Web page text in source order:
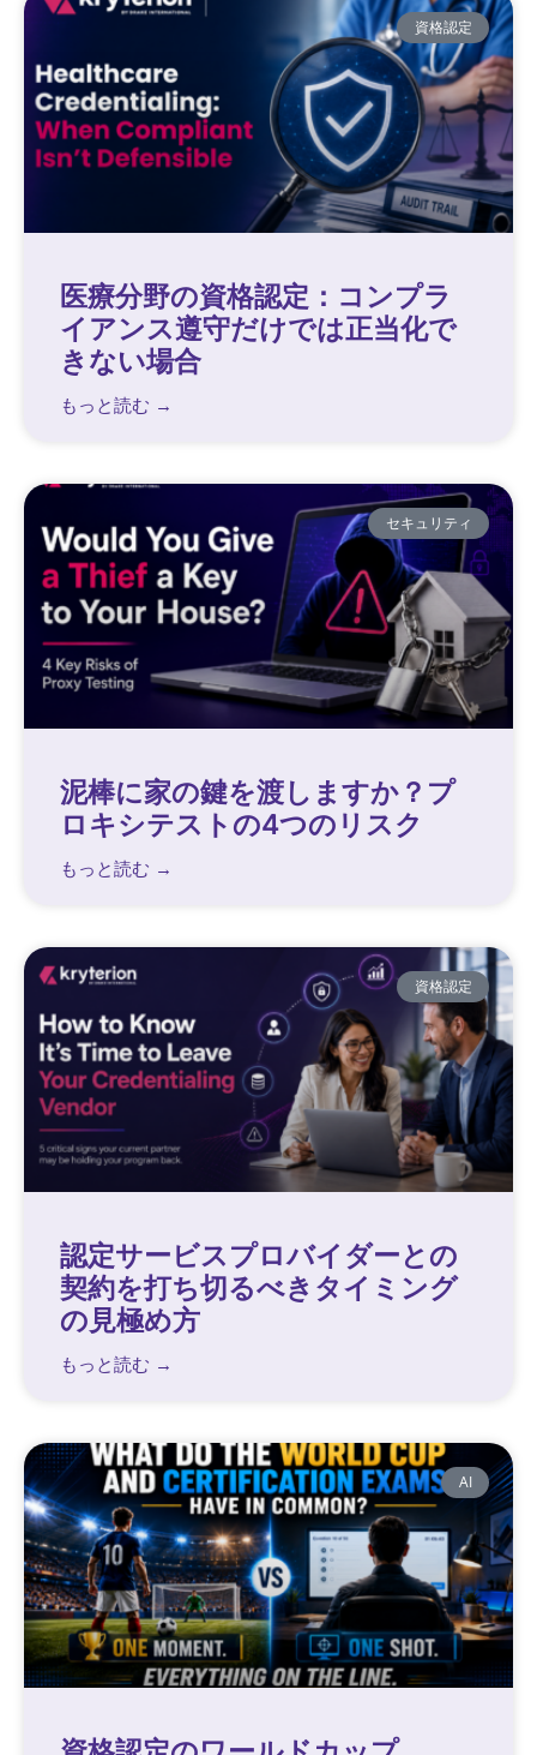
資格認定
医療分野の資格認定：コンプラ
イアンス遵守だけでは正当化で
きない場合
もっと読む →
セキュリティ
泥棒に家の鍵を渡しますか？プ
ロキシテストの4つのリスク
もっと読む →
資格認定
認定サービスプロバイダーとの
契約を打ち切るべきタイミング
の見極め方
もっと読む →
AI